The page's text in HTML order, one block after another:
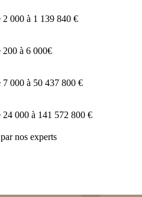
2 000 à 1 139 840 €
200 à 6 000€
7 000 à 50 437 800 €
24 000 à 141 572 800 €
nos experts